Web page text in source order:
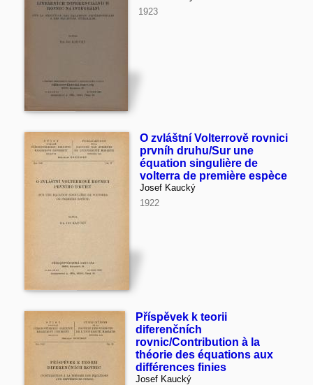
1923
O zvláštní Volterrově rovnici
prvníh druhu/Sur une
équation singulière de
volterra de première espèce
Josef Kaucký
1922
Příspěvek k teorii
diferenčních
rovnic/Contribution à la
théorie des équations aux
différences finies
Josef Kaucký